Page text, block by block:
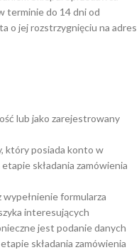
terminie do 14 dni od
o jej rozstrzygnięciu na adres
lub jako zarejestrowany
który posiada konto w
składania zamówienia
wypełnienie formularza
interesujących
jest podanie danych
składania zamówienia